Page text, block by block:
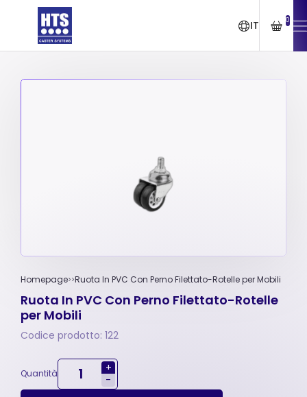
IT 0
Homepage Ruota In PVC Con Perno Filettato-Rotelle per Mobili
Ruota In PVC Con Perno Filettato-Rotelle
per Mobili
Codice prodotto: 122
Quantità
+
-